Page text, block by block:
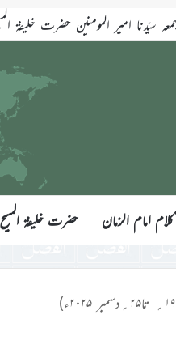
سیّدنا امیر المومنین حضرت خلیفۃ المسیح
ؑکلام امام الزمان حضرت خلیفۃ